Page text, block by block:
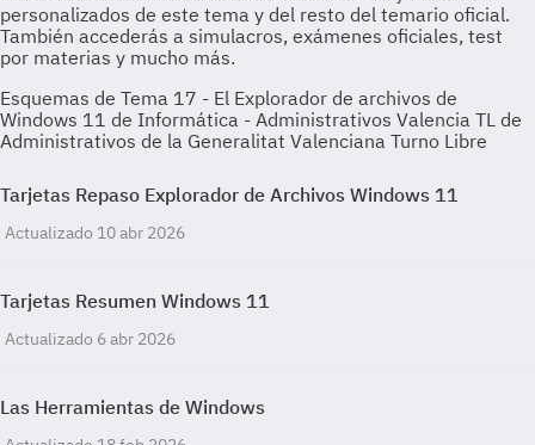
Esquemas de Tema 17 - El Explorador de archivos de
Windows 11 de Informática - Administrativos Valencia TL de
Administrativos de la Generalitat Valenciana Turno Libre
Tarjetas Repaso Explorador de Archivos Windows 11
Actualizado 10 abr 2026
Tarjetas Resumen Windows 11
Actualizado 6 abr 2026
Las Herramientas de Windows